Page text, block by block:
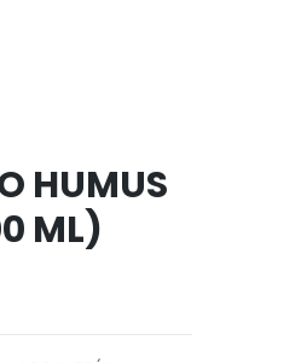
HUMUS
ML)